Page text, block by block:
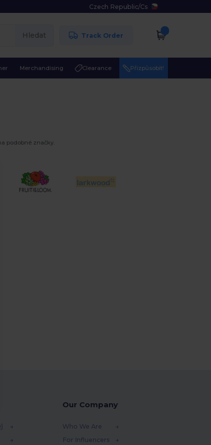
Czech Republic/Cs
Hledat Track Order
Merchandising Clearance Přizpůsobit!
podobné značky.
Our Company
Who We Are
For Influencers